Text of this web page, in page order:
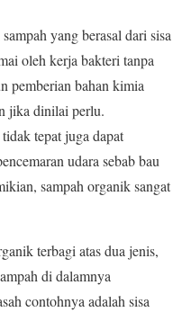
yang berasal dari sisa
oleh kerja bakteri tanpa
pemberian bahan kimia
jika dinilai perlu.
tepat juga dapat
udara sebab bau
sampah organik sangat
terbagi atas dua jenis,
di dalamnya
contohnya adalah sisa